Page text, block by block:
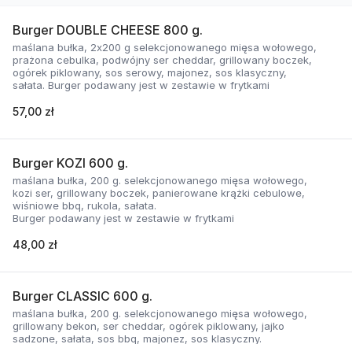
Burger DOUBLE CHEESE 800 g.
maślana bułka, 2x200 g selekcjonowanego mięsa wołowego,
prażona cebulka, podwójny ser cheddar, grillowany boczek,
ogórek piklowany, sos serowy, majonez, sos klasyczny,
sałata. Burger podawany jest w zestawie w frytkami
57,00 zł
Burger KOZI 600 g.
maślana bułka, 200 g. selekcjonowanego mięsa wołowego,
kozi ser, grillowany boczek, panierowane krążki cebulowe,
wiśniowe bbq, rukola, sałata.
Burger podawany jest w zestawie w frytkami
48,00 zł
Burger CLASSIC 600 g.
maślana bułka, 200 g. selekcjonowanego mięsa wołowego,
grillowany bekon, ser cheddar, ogórek piklowany, jajko
sadzone, sałata, sos bbq, majonez, sos klasyczny.